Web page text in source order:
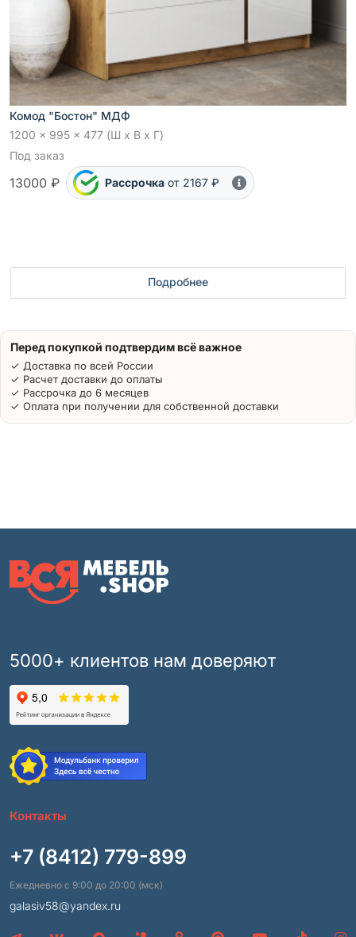
Комод "Бостон" МДФ
1200 x 995 x 477 (Ш x В x Г)
Под заказ
13000 ₽ Рассрочка от 2167 ₽
Подробнее
Перед покупкой подтвердим всё важное
✓ Доставка по всей России
✓ Расчет доставки до оплаты
✓ Рассрочка до 6 месяцев
✓ Оплата при получении для собственной доставки
5000+ клиентов нам доверяют
Контакты
+7 (8412) 779-899
Ежедневно с 9:00 до 20:00 (мск)
galasiv58@yandex.ru